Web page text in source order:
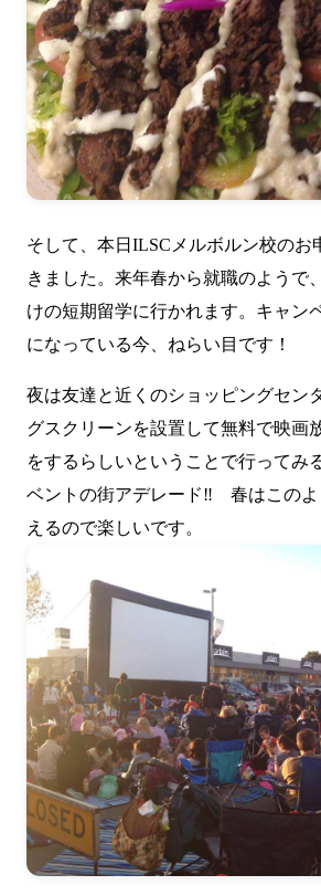
そして、本日 ILSCメルボルン校のお
きました。来年春から就職のようで
けの短期留学に行かれます。キャン
になっている今、ねらい目です！
夜は友達と近くのショッピングセン
グスクリーンを設置して無料で映画
をするらしいということで行ってみ
ベントの街アデレード‼ 春はこのよ
えるので楽しいです。